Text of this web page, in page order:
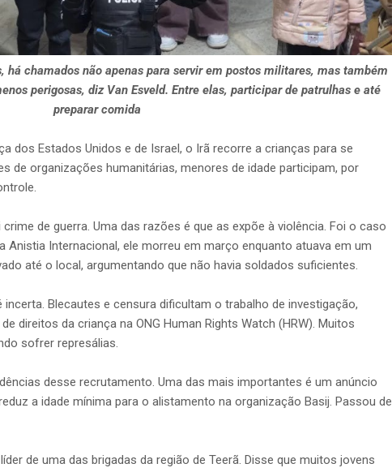
há chamados não apenas para servir em postos militares, mas também
perigosas, diz Van Esveld. Entre elas, participar de patrulhas e até
preparar comida
dos Estados Unidos e de Israel, o Irã recorre a crianças para se
de organizações humanitárias, menores de idade participam, por
de guerra. Uma das razões é que as expõe à violência. Foi o caso
Anistia Internacional, ele morreu em março enquanto atuava em um
até o local, argumentando que não havia soldados suficientes.
Blecautes e censura dificultam o trabalho de investigação,
direitos da criança na ONG Human Rights Watch (HRW). Muitos
sofrer represálias.
desse recrutamento. Uma das mais importantes é um anúncio
a idade mínima para o alistamento na organização Basij. Passou de
de uma das brigadas da região de Teerã. Disse que muitos jovens